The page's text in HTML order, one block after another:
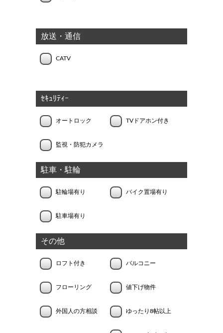
放送・通信
CATV
ｾｷｭﾘﾃｨｰ
オートロック TVドアホン付き
監視・防犯カメラ
駐車・駐輪
駐輪場有り バイク置場有り
駐車場有り
その他
ロフト付き バルコニー
フローリング 値下げ物件
外国人の方相談 ゆったり8帖以上